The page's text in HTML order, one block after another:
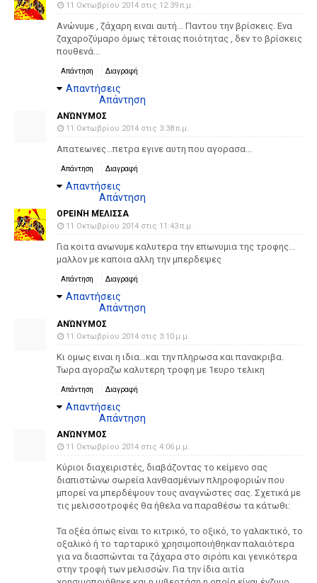
11 Οκτωβρίου 2014 στις 12:39 π.μ.
Ανώνυμε , ζάχαρη ειναι αυτή... Παντου την βρίσκεις. Ενα
ζαχαροζύμαρο όμως τέτοιας ποιότητας , δεν το βρίσκεις
πουθενά...
Απάντηση Διαγραφή
Απαντήσεις
Απάντηση
ΑΝΏΝΥΜΟΣ
11 Οκτωβρίου 2014 στις 3:38 π.μ.
Απατεωνες...πετρα εγινε αυτη που αγορασα...
Απάντηση Διαγραφή
Απαντήσεις
Απάντηση
ΟΡΕΙΝΉ ΜΈΛΙΣΣΑ
11 Οκτωβρίου 2014 στις 11:43 π.μ.
Για κοιτα ανωνυμε καλυτερα την επωνυμια της τροφης...
μαλλον με καποια αλλη την μπερδεψες
Απάντηση Διαγραφή
Απαντήσεις
Απάντηση
ΑΝΏΝΥΜΟΣ
11 Οκτωβρίου 2014 στις 3:10 μ.μ.
Κι ομως ειναι η ιδια...και την πληρωσα και πανακριβα.
Τωρα αγοραζω καλυτερη τροφη με 1ευρο τελικη
Απάντηση Διαγραφή
Απαντήσεις
Απάντηση
ΑΝΏΝΥΜΟΣ
11 Οκτωβρίου 2014 στις 4:06 μ.μ.
Κύριοι διαχειριστές, διαβάζοντας το κείμενο σας
διαπιστώνω σωρεία λανθασμένων πληροφοριών που
μπορεί να μπερδέψουν τους αναγνώστες σας. Σχετικά με
τις μελισσοτροφές θα ήθελα να παραθέσω τα κάτωθι:
Τα οξέα όπως είναι το κιτρικό, το οξικό, το γαλακτικό, το
οξαλικό ή το ταρταρικό χρησιμοποιήθηκαν παλαιότερα
για να διασπώνται τα ζάχαρα στο σιρόπι και γενικότερα
στην τροφή των μελισσών. Για την ίδια αιτία